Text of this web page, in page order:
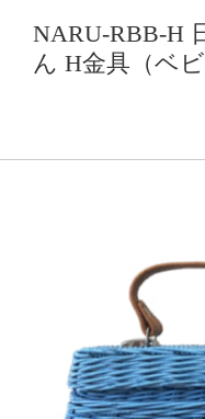
NARU-RBB-H
ん H金具（ベ